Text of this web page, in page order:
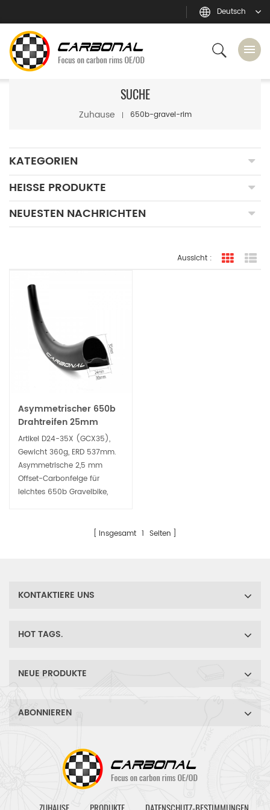
Deutsch
SUCHE
Zuhause 650b-gravel-rim
KATEGORIEN
HEISSE PRODUKTE
NEUESTEN NACHRICHTEN
Aussicht :
Asymmetrischer 650b
Drahtreifen 25mm
Maulweite 35mm tiefe
Gravelbike
Carbonfelge
Artikel D24-35X (GCX35),
Gewicht 360g, ERD 537mm.
Asymmetrische 2,5 mm
Offset-Carbonfelge für
leichtes 650b Gravelbike,
langlebiger, perfekt für denInsgesamt 1 Seiten
KONTAKTIERE UNS
HOT TAGS.
NEUE PRODUKTE
ABONNIEREN